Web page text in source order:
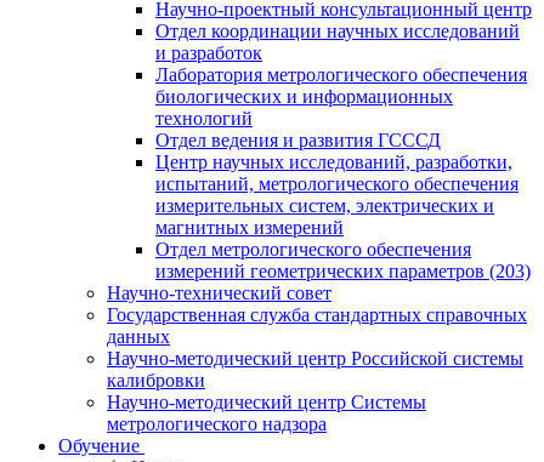
Научно-проектный консультационный центр
Отдел координации научных исследований
и разработок
Лаборатория метрологического обеспечения
биологических и информационных
технологий
Отдел ведения и развития ГСССД
Центр научных исследований, разработки,
испытаний, метрологического обеспечения
измерительных систем, электрических и
магнитных измерений
Отдел метрологического обеспечения
измерений геометрических параметров (203)
Научно-технический совет
Государственная служба стандартных справочных
данных
Научно-методический центр Российской системы
калибровки
Научно-методический центр Системы
метрологического надзора
Обучение